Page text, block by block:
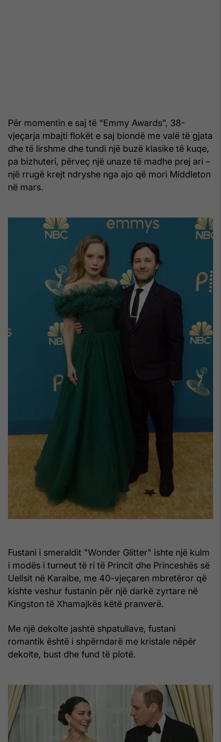
Për momentin e saj të “Emmy Awards”, 38-
vjeçarja mbajti flokët e saj biondë me valë të gjata
dhe të lirshme dhe tundi një buzë klasike të kuqe,
pa bizhuteri, përveç një unaze të madhe prej ari –
një rrugë krejt ndryshe nga ajo që mori Middleton
në mars.
Fustani i smeraldit "Wonder Glitter" ishte një kulm
i modës i turneut të ri të Princit dhe Princeshës së
Uellsit në Karaibe, me 40-vjeçaren mbretëror që
kishte veshur fustanin për një darkë zyrtare në
Kingston të Xhamajkës këtë pranverë.
Me një dekolte jashtë shpatullave, fustani
romantik është i shpërndarë me kristale nëpër
dekolte, bust dhe fund të plotë.